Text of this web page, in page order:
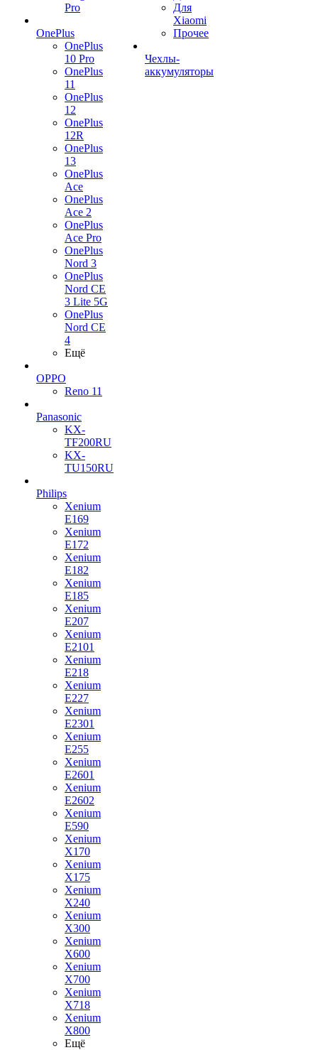
Pro
OnePlus
OnePlus
10 Pro
OnePlus
11
OnePlus
12
OnePlus
12R
OnePlus
13
OnePlus
Ace
OnePlus
Ace 2
OnePlus
Ace Pro
OnePlus
Nord 3
OnePlus
Nord CE
3 Lite 5G
OnePlus
Nord CE
4
Ещё
OPPO
Reno 11
Panasonic
KX-
TF200RU
KX-
TU150RU
Philips
Xenium
E169
Xenium
E172
Xenium
E182
Xenium
E185
Xenium
E207
Xenium
E2101
Xenium
E218
Xenium
E227
Xenium
E2301
Xenium
E255
Xenium
E2601
Xenium
E2602
Xenium
E590
Xenium
X170
Xenium
X175
Xenium
X240
Xenium
X300
Xenium
X600
Xenium
X700
Xenium
X718
Xenium
X800
Ещё
Для
Xiaomi
Прочее
Чехлы-
аккумуляторы